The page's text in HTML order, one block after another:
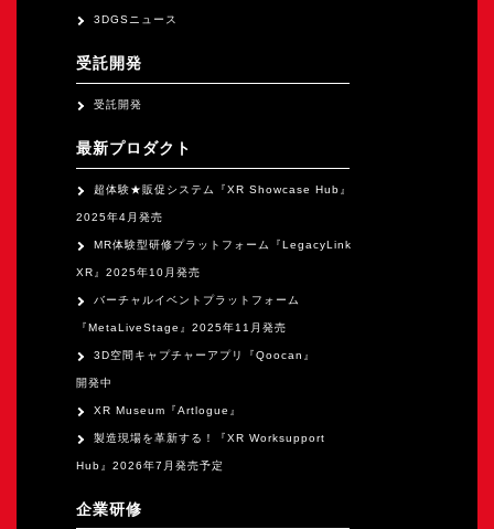
3DGSニュース
受託開発
受託開発
最新プロダクト
超体験★販促システム『XR Showcase Hub』
2025年4月発売
MR体験型研修プラットフォーム『LegacyLink
XR』2025年10月発売
バーチャルイベントプラットフォーム
『MetaLiveStage』2025年11月発売
3D空間キャプチャーアプリ『Qoocan』
開発中
XR Museum『Artlogue』
製造現場を革新する！『XR Worksupport
Hub』2026年7月発売予定
企業研修